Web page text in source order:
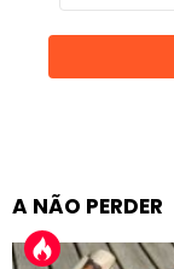
email
A NÃO PERDER